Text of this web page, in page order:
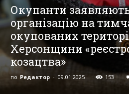
Окупанти
організацію на
окупованих
Херсонщини
козацтва»
по Редактор - 09.01.2025 153